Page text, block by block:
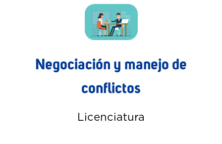
Negociación y manejo de
conflictos
Licenciatura